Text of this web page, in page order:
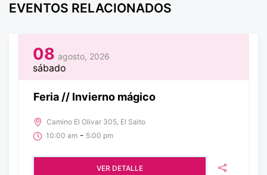
EVENTOS RELACIONADOS
08 agosto, 2026
sábado
Feria // Invierno mágico
Camino El Olivar 305, El Salto
10:00 am - 5:00 pm
VER DETALLE